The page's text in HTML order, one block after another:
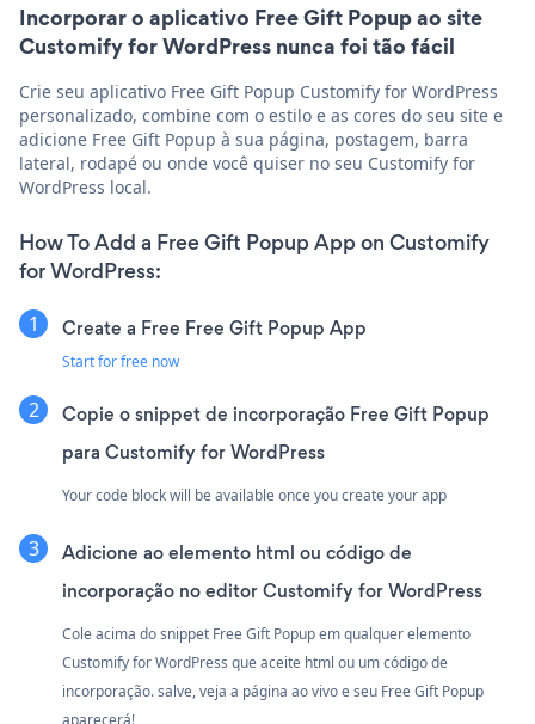
Incorporar o aplicativo Free Gift Popup ao site
Customify for WordPress nunca foi tão fácil
Crie seu aplicativo Free Gift Popup Customify for WordPress
personalizado, combine com o estilo e as cores do seu site e
adicione Free Gift Popup à sua página, postagem, barra
lateral, rodapé ou onde você quiser no seu Customify for
WordPress local.
How To Add a Free Gift Popup App on Customify
for WordPress:
Create a Free Free Gift Popup App
Start for free now
Copie o snippet de incorporação Free Gift Popup
para Customify for WordPress
Your code block will be available once you create your app
Adicione ao elemento html ou código de
incorporação no editor Customify for WordPress
Cole acima do snippet Free Gift Popup em qualquer elemento
Customify for WordPress que aceite html ou um código de
incorporação. salve, veja a página ao vivo e seu Free Gift Popup
aparecerá!